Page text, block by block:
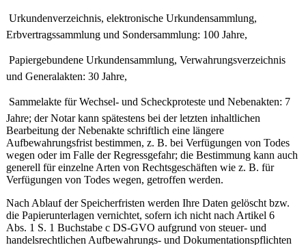
Urkundenverzeichnis, elektronische Urkundensammlung,
Erbvertragssammlung und Sondersammlung: 100 Jahre,
Papiergebundene Urkundensammlung, Verwahrungsverzeichnis
und Generalakten: 30 Jahre,
Sammelakte für Wechsel- und Scheckproteste und Nebenakten: 7
Jahre; der Notar kann spätestens bei der letzten inhaltlichen
Bearbeitung der Nebenakte schriftlich eine längere
Aufbewahrungsfrist bestimmen, z. B. bei Verfügungen von Todes
wegen oder im Falle der Regressgefahr; die Bestimmung kann auch
generell für einzelne Arten von Rechtsgeschäften wie z. B. für
Verfügungen von Todes wegen, getroffen werden.
Nach Ablauf der Speicherfristen werden Ihre Daten gelöscht bzw.
die Papierunterlagen vernichtet, sofern ich nicht nach Artikel 6
Abs. 1 S. 1 Buchstabe c DS-GVO aufgrund von steuer- und
handelsrechtlichen Aufbewahrungs- und Dokumentationspflichten